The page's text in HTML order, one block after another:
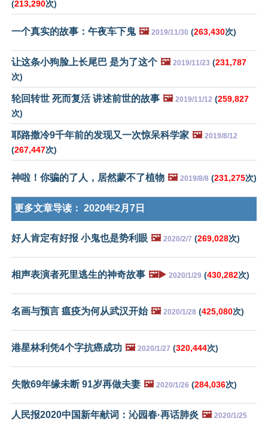
(213,290次)
一个真实的故事：午夜车下鬼 🖼️ 2019/11/30 (263,430次)
让这条小狗脸上长尾巴 是为了这个 🖼️ 2019/11/23 (231,787
次)
轮回转世 死而复活 讲述前世的故事 🖼️ 2019/11/12 (259,827
次)
耶路撒冷9千年前的发现又一次惊呆科学家 🖼️ 2019/8/12
(267,447次)
神啦！你骗的了人，居然蒙不了植物 🖼️ 2019/8/8 (231,275次)
更多文章导读： 2020年2月7日
好人肯定有好报 小鬼也是势利眼 🖼️ 2020/2/7 (269,028次)
相声表演者死里逃生的神奇故事 🖼️▶️ 2020/1/29 (430,282次)
名画与预言 瘟疫为何从武汉开始 🖼️ 2020/1/28 (425,080次)
港星林利凭4个字抗癌成功 🖼️ 2020/1/27 (320,444次)
失散69年缘未断 91岁再做夫妻 🖼️ 2020/1/26 (284,036次)
人民报2020中国新年献词：沁园春·再话肺炎 🖼️ 2020/1/25